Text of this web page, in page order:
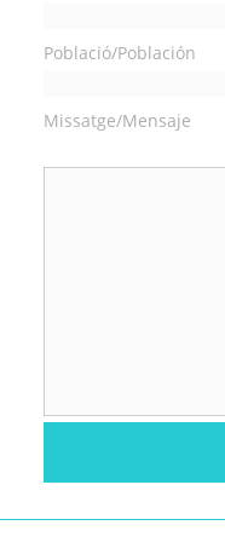
Població/Población
Missatge/Mensaje